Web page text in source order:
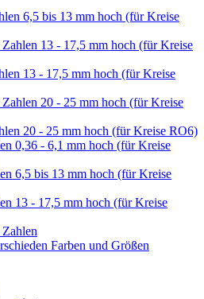
6,5 bis 13 mm hoch (für Kreise
Zahlen 13 - 17,5 mm hoch (für Kreise
13 - 17,5 mm hoch (für Kreise
Zahlen 20 - 25 mm hoch (für Kreise
20 - 25 mm hoch (für Kreise RO6)
0,36 - 6,1 mm hoch (für Kreise
6,5 bis 13 mm hoch (für Kreise
13 - 17,5 mm hoch (für Kreise
Farben und Größen